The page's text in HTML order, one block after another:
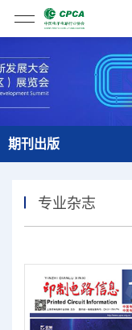
期刊出版
专业杂志